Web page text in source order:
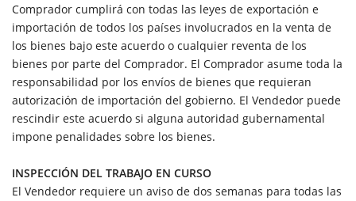
Comprador cumplirá con todas las leyes de exportación e
importación de todos los países involucrados en la venta de
los bienes bajo este acuerdo o cualquier reventa de los
bienes por parte del Comprador. El Comprador asume toda la
responsabilidad por los envíos de bienes que requieran
autorización de importación del gobierno. El Vendedor puede
rescindir este acuerdo si alguna autoridad gubernamental
impone penalidades sobre los bienes.
INSPECCIÓN DEL TRABAJO EN CURSO
El Vendedor requiere un aviso de dos semanas para todas las